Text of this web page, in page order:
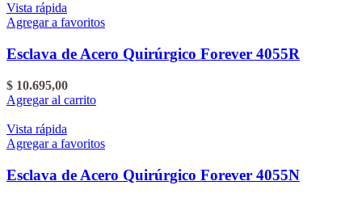
Vista rápida
Agregar a favoritos
Esclava de Acero Quirúrgico Forever 4055R
$ 10.695,00
Agregar al carrito
Vista rápida
Agregar a favoritos
Esclava de Acero Quirúrgico Forever 4055N